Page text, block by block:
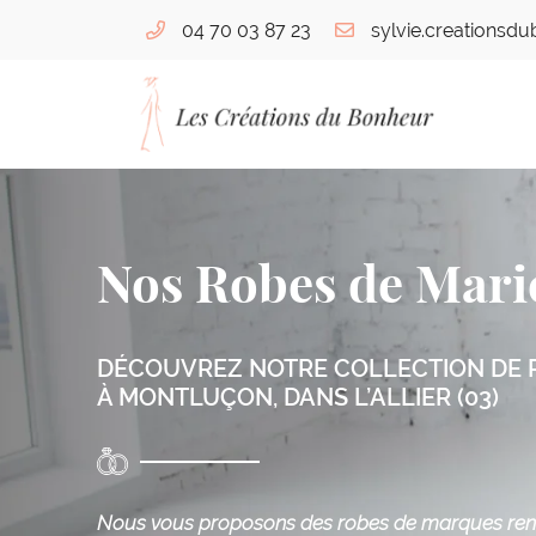
04 70 03 87 23
03100 Montluçon
04 70 03 87 23
Adresse email de réception
Nos Robes de
DÉCOUVREZ NOTRE COLLECTION DE
À MONTLUÇON, DANS L’ALLIER (03)
Nous vous proposons des robes de marques